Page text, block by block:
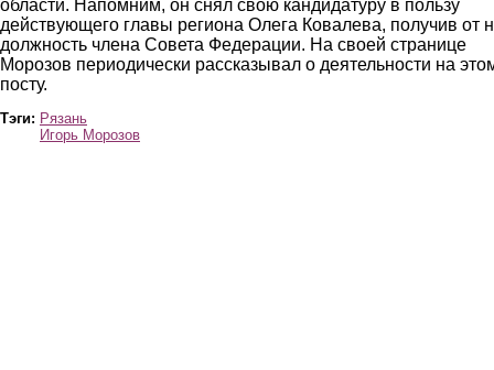
области. Напомним, он снял свою кандидатуру в пользу
действующего главы региона Олега Ковалева, получив от
должность члена Совета Федерации. На своей странице
Морозов периодически рассказывал о деятельности на
посту.
Тэги: Рязань
Игорь Морозов